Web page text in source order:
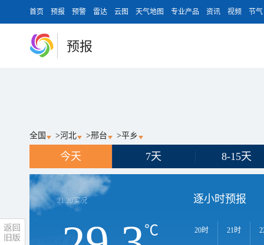
首页 预报 预警 雷达 云图 天气地图 专业产品 资讯 视频 节气
预报
全国 >河北 >邢台 >平乡
今天 7天 8-15天
21:20实况
℃
逐小时预报
20时 21时